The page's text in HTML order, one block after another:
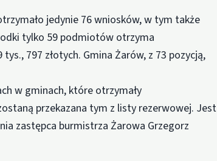
jedynie 76 wniosków, w tym także
tylko 59 podmiotów otrzyma
797 złotych. Gmina Żarów, z 73 pozycją,
w gminach, które otrzymały
przekazana tym z listy rezerwowej. Jest
zastępca burmistrza Żarowa Grzegorz